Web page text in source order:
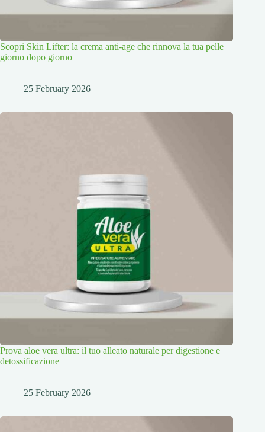
Scopri Skin Lifter: la crema anti-age che rinnova la tua pelle
giorno dopo giorno
25 February 2026
Prova aloe vera ultra: il tuo alleato naturale per digestione e
detossificazione
25 February 2026